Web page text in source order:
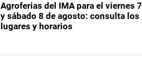
Agroferias del IMA para el viernes 7
y sábado 8 de agosto: consulta los
lugares y horarios